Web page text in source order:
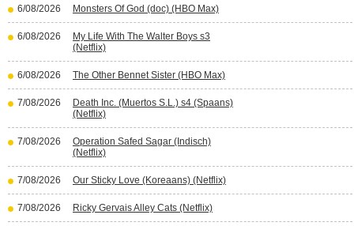
6/08/2026 Monsters Of God (doc) (HBO Max)
6/08/2026
My Life With The Walter Boys s3
(Netflix)
6/08/2026 The Other Bennet Sister (HBO Max)
7/08/2026
Death Inc. (Muertos S.L.) s4 (Spaans)
(Netflix)
7/08/2026
Operation Safed Sagar (Indisch)
(Netflix)
7/08/2026 Our Sticky Love (Koreaans) (Netflix)
7/08/2026 Ricky Gervais Alley Cats (Netflix)